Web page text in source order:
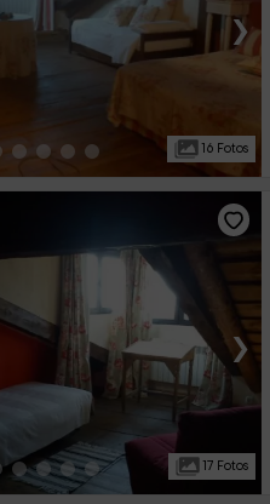
›
16 Fotos
›
17 Fotos